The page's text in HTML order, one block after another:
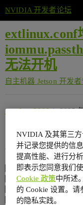
NVIDIA 开发者论坛
extlinux.conf
无法开机
自主机器 Jetson 开发
torphent2009 2025
1
请使用下面的模版提
Jetson 模组
] Jetson AGX Orin
Jetson Orin NX
Jetson Orin Nano
Jetson AGX Xavier
Jetson Xavier NX
NVIDIA 及其第三
并记录您提供的信
提高性能、进行分
即表示您同意我们
Cookie 政策中所述
的 Cookie 设置。请
的隐私实践。